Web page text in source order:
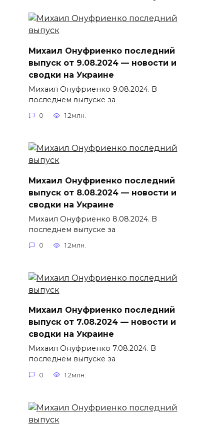
Михаил Онуфриенко последний
выпуск от 9.08.2024 — новости и
сводки на Украине
Михаил Онуфриенко 9.08.2024. В
последнем выпуске за
0 1.2млн.
Михаил Онуфриенко последний
выпуск от 8.08.2024 — новости и
сводки на Украине
Михаил Онуфриенко 8.08.2024. В
последнем выпуске за
0 1.2млн.
Михаил Онуфриенко последний
выпуск от 7.08.2024 — новости и
сводки на Украине
Михаил Онуфриенко 7.08.2024. В
последнем выпуске за
0 1.2млн.